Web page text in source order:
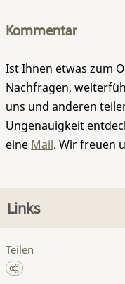
Kommentar
Ist Ihnen etwas zum
Nachfragen,
uns und anderen
Ungenauigkeit
eine Mail. Wir freuen
Links
Teilen